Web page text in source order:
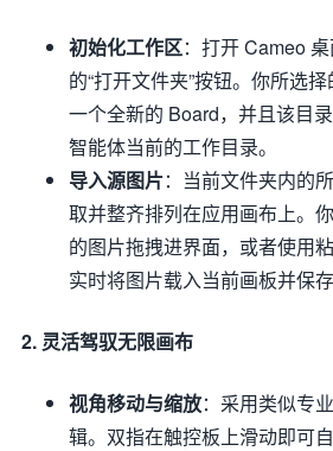
初始化工作区：打开 Cameo
的“打开文件夹”按钮。你所选
一个全新的 Board，并且该目
智能体当前的工作目录。
导入源图片：当前文件夹内的
取并整齐排列在应用画布上。
的图片拖拽进界面，或者使用
实时将图片载入当前画板并保
2. 灵活驾驭无限画布
视角移动与缩放：采用类似专
辑。双指在触控板上滑动即可